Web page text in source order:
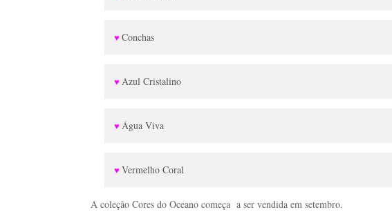
♥ Conchas
♥ Azul Cristalino
♥ Água Viva
♥ Vermelho Coral
A coleção Cores do Oceano começa a ser vendida em setembro.